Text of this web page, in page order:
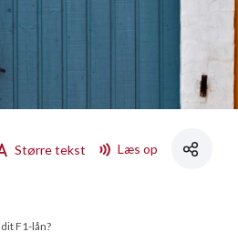
Større tekst Læs op
F1-lån?